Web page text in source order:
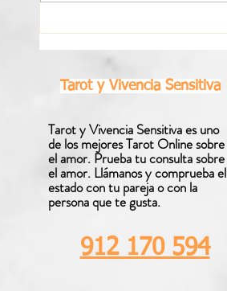
Tarot y Vivencia Sensitiva
Tarot y Vivencia Sensitiva es uno
de los mejores Tarot Online sobre
el amor. Prueba tu consulta sobre
el amor. Llámanos y comprueba el
estado con tu pareja o con la
persona que te gusta.
912 170 594